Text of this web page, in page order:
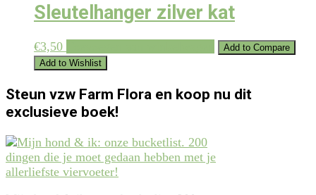
Sleutelhanger zilver kat
€3,50
Add to Compare
Add to Wishlist
Steun vzw Farm Flora en koop nu dit
exclusieve boek!